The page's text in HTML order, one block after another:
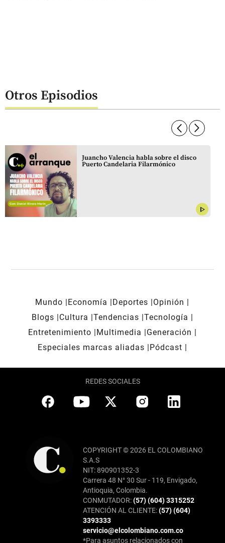
Otros Episodios
arrow_forward_ios
Juancho Valencia habla sobre el disco
Puerto Candelaria Filarmónico
play_arrow
arrow_forward_ios
Mundo Economía Deportes
Opinión
Blogs
Cultura Tendencias Tecnología
Entretenimiento
Multimedia
Generación
Especiales marcas aliadas
Pódcast
REDES SOCIALES
COPYRIGHT © 2026 EL COLOMBIANO
S.A.S
NIT: 890901352-3
Carrera 48 N° 30 Sur - 119, Envigado,
Antioquia, Colombia.
CONMUTADOR:(57) (604) 3315252
ATENCIÓN AL CLIENTE:(57) (604)
3393333
servicio@elcolombiano.com.co
*Para asuntos relacionados con